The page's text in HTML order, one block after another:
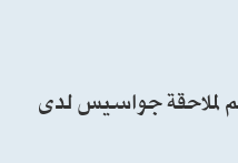
نحو 1400 جاسوس حيث شكلت اطقم لملاحقة جواسيس لدى